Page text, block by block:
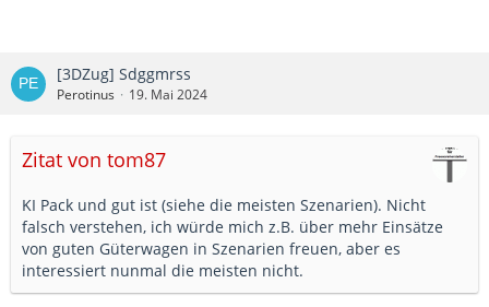
[3DZug] Sdggmrss
Perotinus 19. Mai 2024
Zitat von tom87
KI Pack und gut ist (siehe die meisten Szenarien). Nicht
falsch verstehen, ich würde mich z.B. über mehr Einsätze
von guten Güterwagen in Szenarien freuen, aber es
interessiert nunmal die meisten nicht.